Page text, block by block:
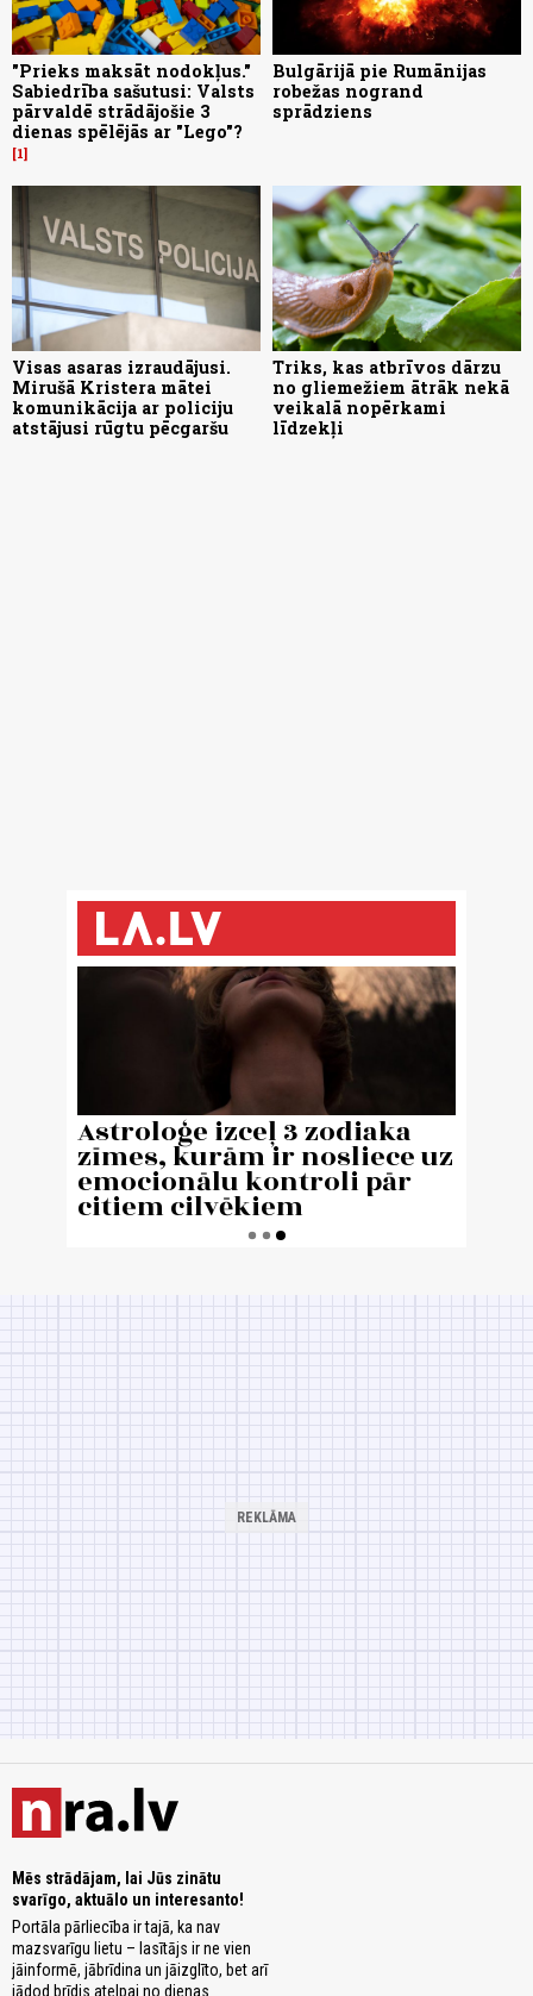
"Prieks maksāt nodokļus."
Sabiedrība sašutusi: Valsts
pārvaldē strādājošie 3
dienas spēlējās ar "Lego"?
1
Bulgārijā pie Rumānijas
robežas nogrand
sprādziens
Visas asaras izraudājusi.
Mirušā Kristera mātei
komunikācija ar policiju
atstājusi rūgtu pēcgaršu
Triks, kas atbrīvos dārzu
no gliemežiem ātrāk nekā
veikalā nopērkami
līdzekļi
Mēs strādājam, lai Jūs zinātu
svarīgo, aktuālo un interesanto!
Portāla pārliecība ir tajā, ka nav
mazsvarīgu lietu – lasītājs ir ne vien
jāinformē, jābrīdina un jāizglīto, bet arī
jādod brīdis atelpai no dienas